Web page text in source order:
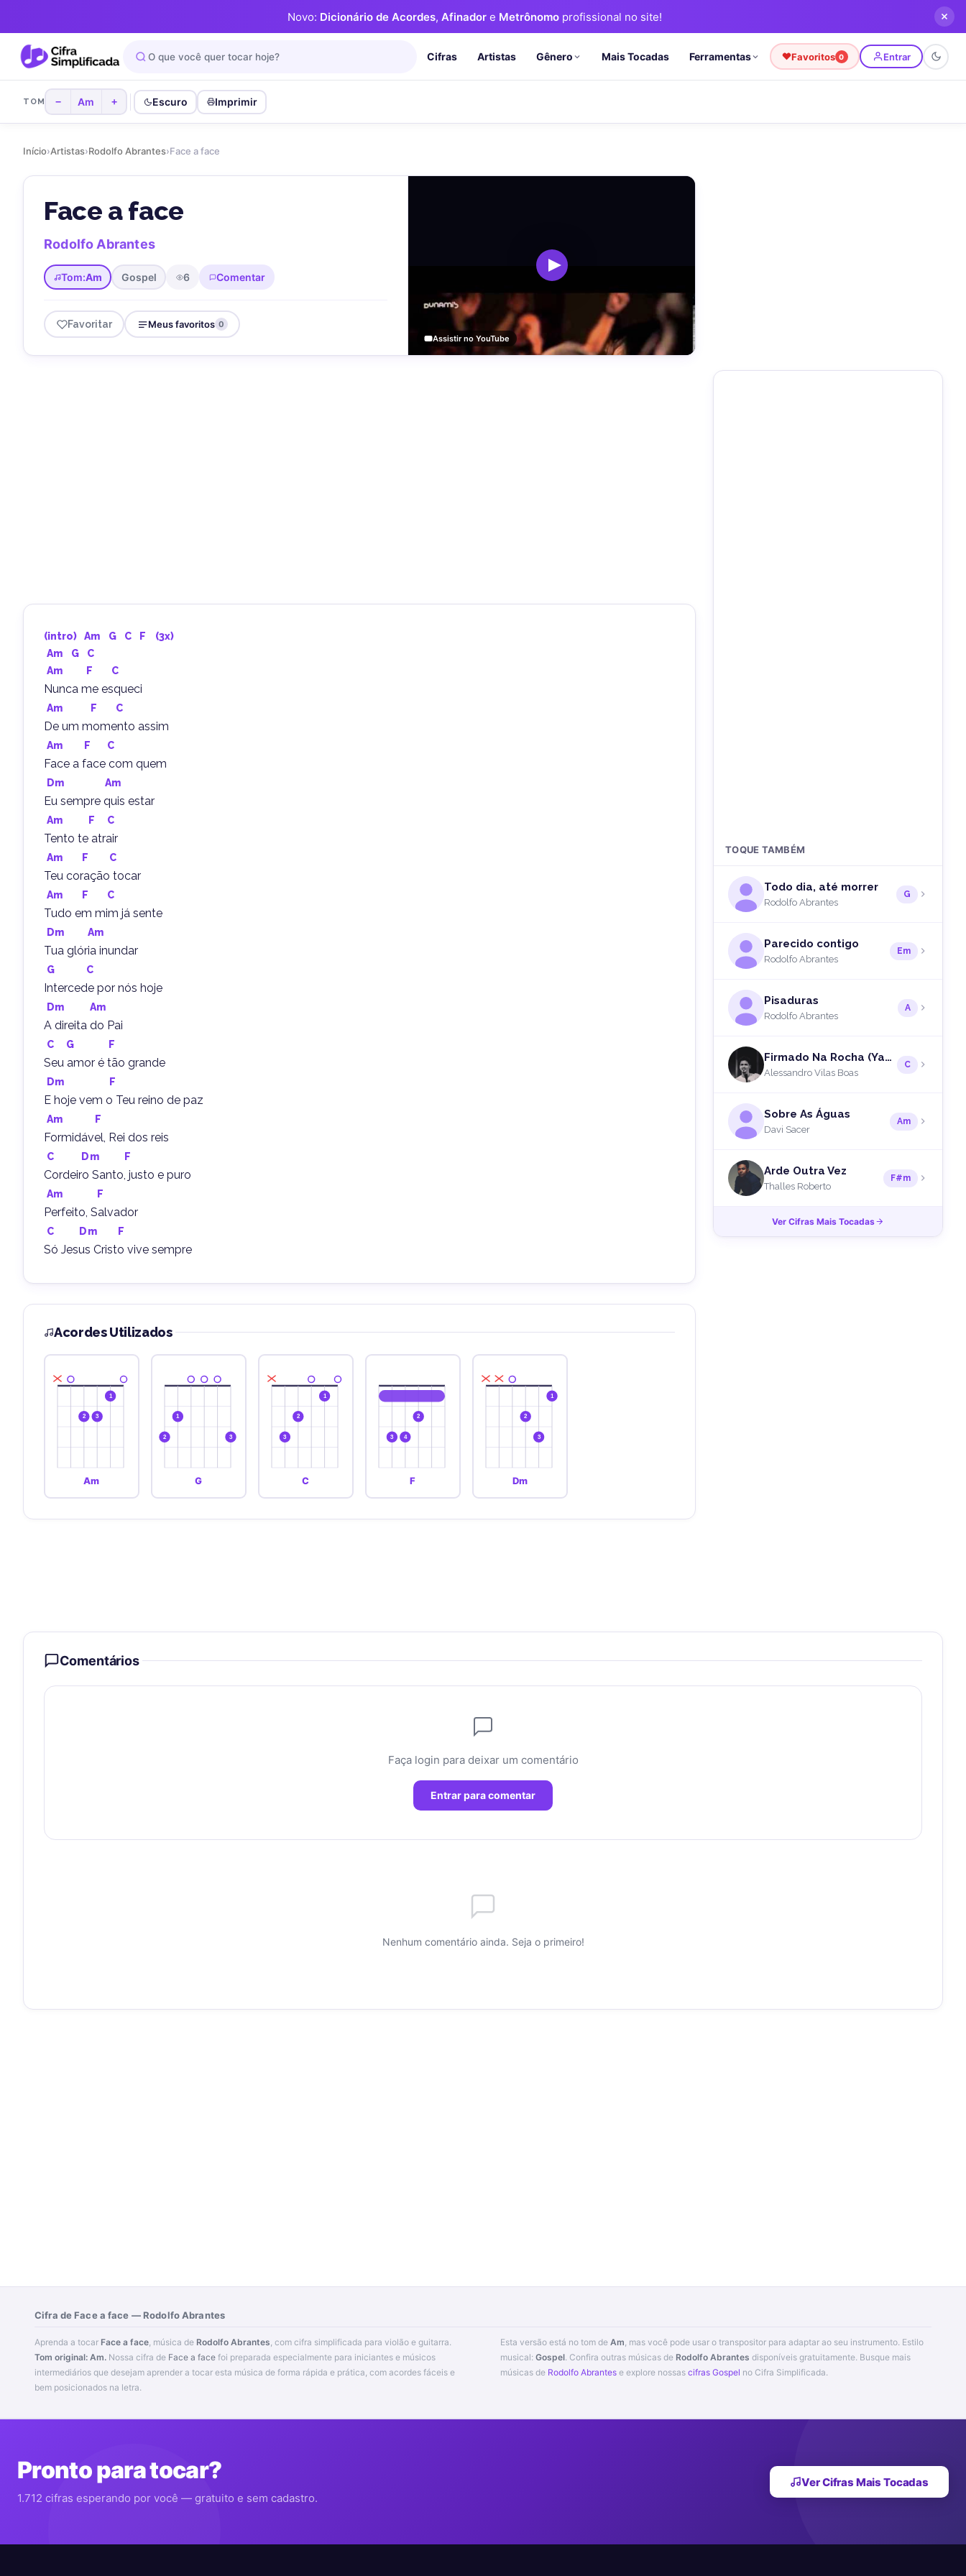
Novo: Dicionário de Acordes, Afinadore Metrônomoprofissional no site!
Cifras Artistas Gênero Mais Tocadas Ferramentas Favoritos 0 Entrar
TOM − Am + Escuro Imprimir
Início›Artistas›Rodolfo Abrantes›Face a face
Face a face
Rodolfo Abrantes
Tom:Am Gospel 6 Comentar
Favoritar Meus favoritos 0
Assistir no YouTube
(intro) Am G C F
(3x)
Am
G
C
Am
F C
Nunca me esqueci
Am F C
De um momento assim
Am F C
Face a face com quem
Dm Am
Eu sempre quis estar
Am F C
Tento te atrair
Am F C
Teu coração tocar
Am F C
Tudo em mim já sente
Dm Am
Tua glória inundar
G C
Intercede por nós hoje
Dm Am
A direita do Pai
C G F
Seu amor é tão grande
Dm F
E hoje vem o Teu reino de paz
Am F
Formidável, Rei dos reis
C Dm F
Cordeiro Santo, justo e puro
Am F
Perfeito, Salvador
C Dm F
Só Jesus Cristo vive sempre
Acordes Utilizados
2 3
1
Am
2
1
3
G
3
2
1
C
3 4
2
F
2
3
1
Dm
TOQUE TAMBÉM
Todo dia, até morrer
Rodolfo Abrantes
G
Parecido contigo
Rodolfo Abrantes
Em
Pisaduras
Rodolfo Abrantes
A
Firmado Na Rocha (Yahweh)
Alessandro Vilas Boas
C
Sobre As Águas
Davi Sacer
Am
Arde Outra Vez
Thalles Roberto
F#m
Ver Cifras Mais Tocadas
Comentários
Faça login para deixar um comentário
Entrar para comentar
Nenhum comentário ainda. Seja o primeiro!
Cifra de Face a face — Rodolfo Abrantes
Aprenda a tocar Face a face, música de Rodolfo Abrantes, com cifra simplificada para violão e guitarra.
Tom original: Am. Nossa cifra de Face a face foi preparada especialmente para iniciantes e músicos
intermediários que desejam aprender a tocar esta música de forma rápida e prática, com acordes fáceis e
bem posicionados na letra.
Esta versão está no tom de Am, mas você pode usar o transpositor para adaptar ao seu instrumento. Estilo
musical: Gospel. Confira outras músicas de Rodolfo Abrantes disponíveis gratuitamente. Busque mais
músicas de Rodolfo Abrantes e explore nossas cifras Gospel no Cifra Simplificada.
Pronto para tocar?
1.712 cifras esperando por você — gratuito e sem cadastro.
Ver Cifras Mais Tocadas